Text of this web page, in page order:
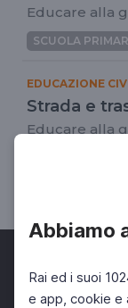
Abbiamo
Rai ed i suoi
e app, cookie e
Educare alla
SCUOLA
EDUCAZIONE
Strada e
Educare alla
SCUOLA
SCUOLA